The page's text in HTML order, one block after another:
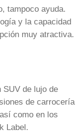
tampoco ayuda.
y la capacidad
muy atractiva.
SUV de lujo de
de carrocería
como en los
Label.